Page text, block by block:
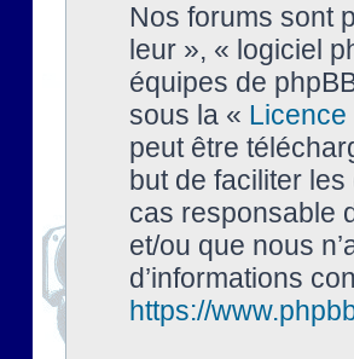
Nos forums sont
leur », « logiciel
équipes de
sous la « Licence
peut être
but de faciliter
cas responsable
et/ou que nous
d’informations
https://